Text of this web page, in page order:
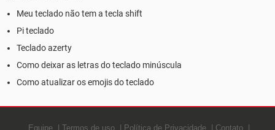
Meu teclado não tem a tecla shift
Pi teclado
Teclado azerty
Como deixar as letras do teclado minúscula
Como atualizar os emojis do teclado
Equipe Termos de uso Política de Privacidade Contato